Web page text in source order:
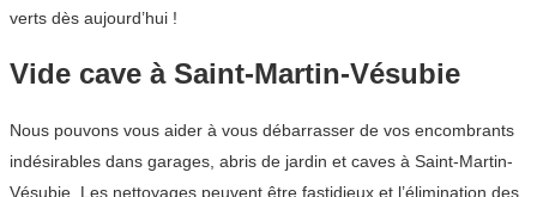
verts dès aujourd’hui !
Vide cave à Saint-Martin-Vésubie
Nous pouvons vous aider à vous débarrasser de vos encombrants
indésirables dans garages, abris de jardin et caves à Saint-Martin-
Vésubie. Les nettoyages peuvent être fastidieux et l’élimination des